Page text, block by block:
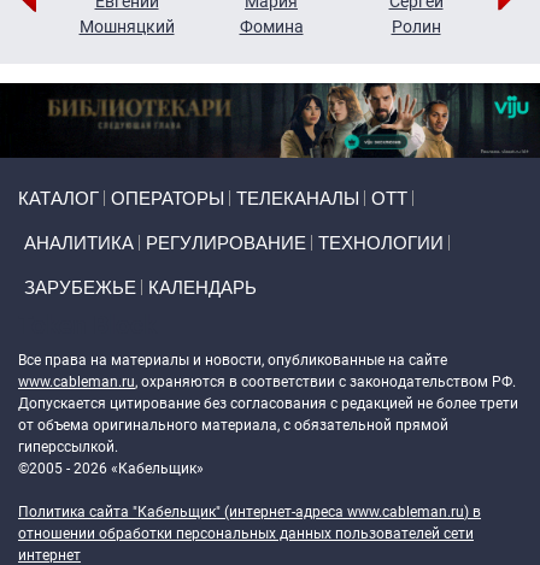
Мошняцкий
Фомина
Ролин
КАТАЛОГ ОПЕРАТОРЫ ТЕЛЕКАНАЛЫ ОТТ
АНАЛИТИКА РЕГУЛИРОВАНИЕ ТЕХНОЛОГИИ
ЗАРУБЕЖЬЕ КАЛЕНДАРЬ
Все права на материалы и новости, опубликованные на сайте
www.cableman.ru, охраняются в соответствии с законодательством РФ.
Допускается цитирование без согласования с редакцией не более трети
от объема оригинального материала, с обязательной прямой
гиперссылкой.
©2005 - 2026 «Кабельщик»
Политика сайта "Кабельщик" (интернет-адреса www.cableman.ru) в
отношении обработки персональных данных пользователей сети
интернет